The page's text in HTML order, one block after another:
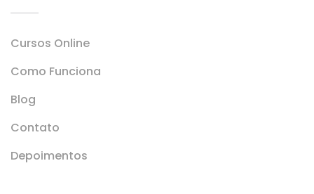
Cursos Online
Como Funciona
Blog
Contato
Depoimentos